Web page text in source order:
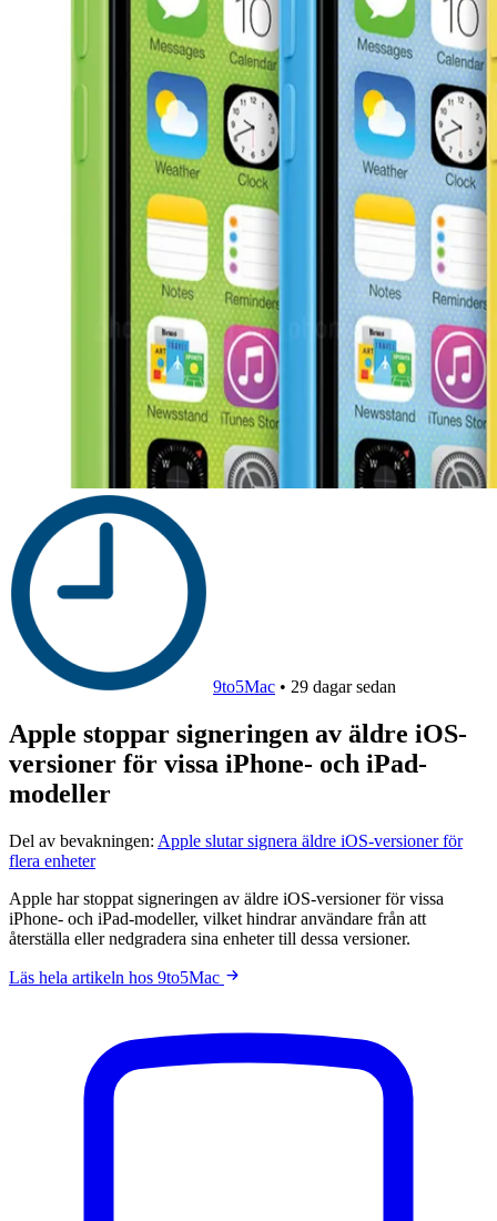
9to5Mac • 29 dagar sedan
Apple stoppar signeringen av äldre iOS-
versioner för vissa iPhone- och iPad-
modeller
Del av bevakningen: Apple slutar signera äldre iOS-versioner för
flera enheter
Apple har stoppat signeringen av äldre iOS-versioner för vissa
iPhone- och iPad-modeller, vilket hindrar användare från att
återställa eller nedgradera sina enheter till dessa versioner.
Läs hela artikeln hos 9to5Mac